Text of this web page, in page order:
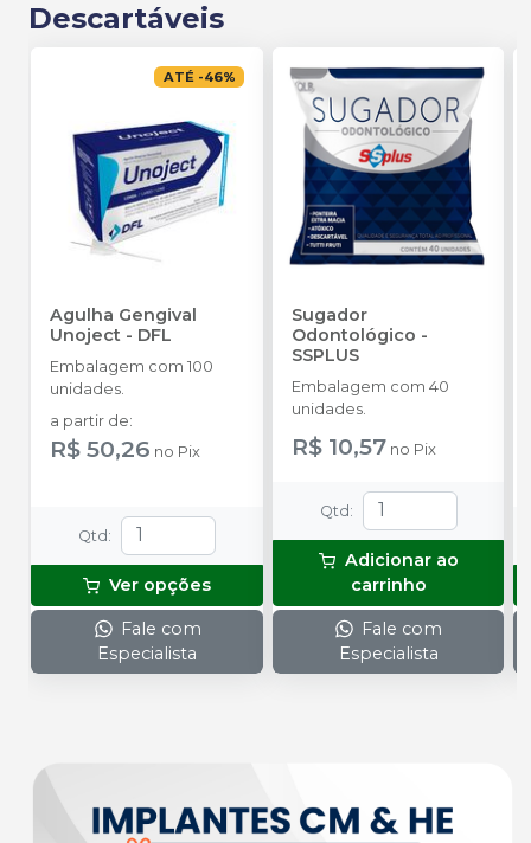
Descartáveis
ATÉ -46%
Agulha Gengival
Unoject - DFL
Embalagem com 100
unidades.
a partir de:
R$ 50,26 no Pix
Qtd :
Ver opções
Fale com
Especialista
Sugador
Odontológico -
SSPLUS
Embalagem com 40
unidades.
R$ 10,57 no Pix
Qtd :
Adicionar ao
carrinho
Fale com
Especialista